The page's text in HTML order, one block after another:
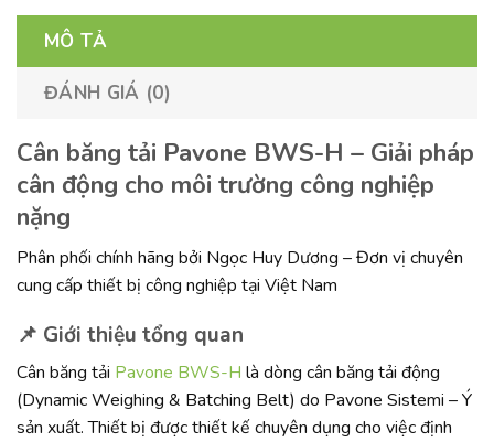
MÔ TẢ
ĐÁNH GIÁ (0)
Cân băng tải Pavone BWS-H – Giải pháp
cân động cho môi trường công nghiệp
nặng
Phân phối chính hãng bởi Ngọc Huy Dương – Đơn vị chuyên
cung cấp thiết bị công nghiệp tại Việt Nam
📌 Giới thiệu tổng quan
Cân băng tải Pavone BWS-H là dòng cân băng tải động
(Dynamic Weighing & Batching Belt) do Pavone Sistemi – Ý
sản xuất. Thiết bị được thiết kế chuyên dụng cho việc định